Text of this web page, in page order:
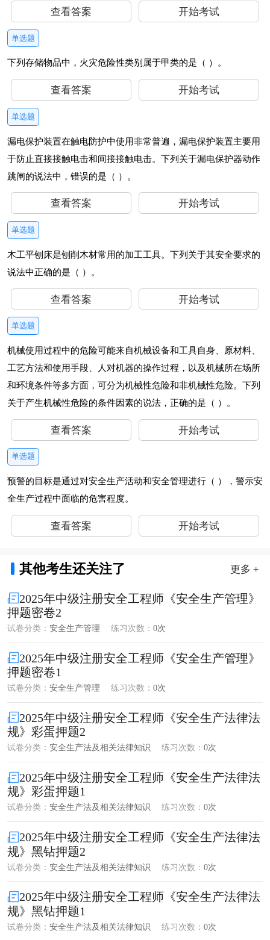
查看答案 开始考试
单选题
下列存储物品中，火灾危险性类别属于甲类的是（ ）。
查看答案 开始考试
单选题
漏电保护装置在触电防护中使用非常普遍，漏电保护装置主要用
于防止直接接触电击和间接接触电击。下列关于漏电保护器动作
跳闸的说法中，错误的是（ ）。
查看答案 开始考试
单选题
木工平刨床是刨削木材常用的加工工具。下列关于其安全要求的
说法中正确的是（ ）。
查看答案 开始考试
单选题
机械使用过程中的危险可能来自机械设备和工具自身、原材料、
工艺方法和使用手段、人对机器的操作过程，以及机械所在场所
和环境条件等多方面，可分为机械性危险和非机械性危险。下列
关于产生机械性危险的条件因素的说法，正确的是（ ）。
查看答案 开始考试
单选题
预警的目标是通过对安全生产活动和安全管理进行（ ），警示安
全生产过程中面临的危害程度。
查看答案 开始考试
其他考生还关注了 更多 +
2025年中级注册安全工程师《安全生产管理》
押题密卷2
试卷分类： 安全生产管理 练习次数： 0次
2025年中级注册安全工程师《安全生产管理》
押题密卷1
试卷分类： 安全生产管理 练习次数： 0次
2025年中级注册安全工程师《安全生产法律法
规》彩蛋押题2
试卷分类： 安全生产法及相关法律知识 练习次数： 0次
2025年中级注册安全工程师《安全生产法律法
规》彩蛋押题1
试卷分类： 安全生产法及相关法律知识 练习次数： 0次
2025年中级注册安全工程师《安全生产法律法
规》黑钻押题2
试卷分类： 安全生产法及相关法律知识 练习次数： 0次
2025年中级注册安全工程师《安全生产法律法
规》黑钻押题1
试卷分类： 安全生产法及相关法律知识 练习次数： 0次